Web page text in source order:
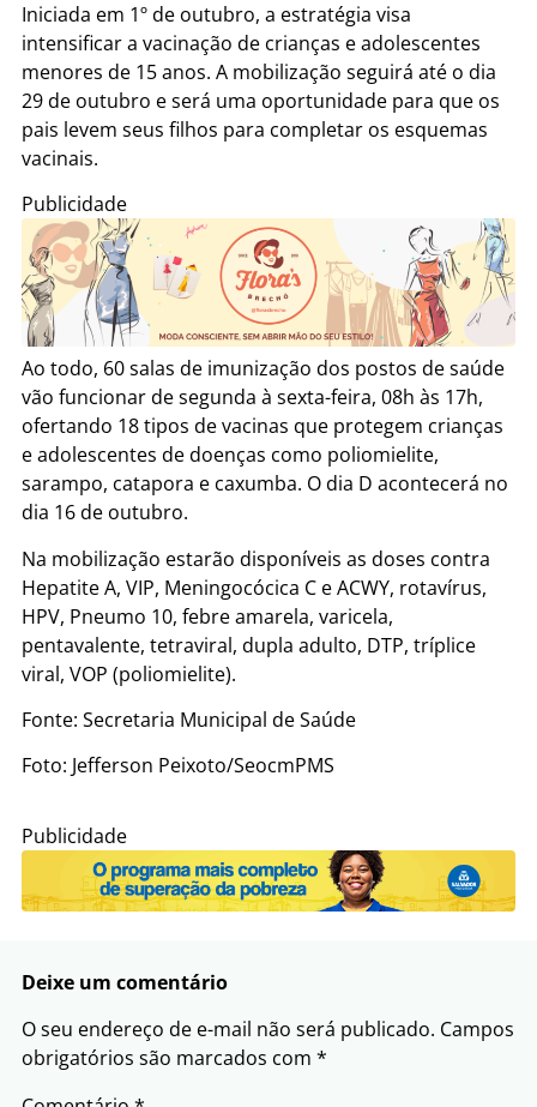
Iniciada em 1º de outubro, a estratégia visa
intensificar a vacinação de crianças e adolescentes
menores de 15 anos. A mobilização seguirá até o dia
29 de outubro e será uma oportunidade para que os
pais levem seus filhos para completar os esquemas
vacinais.
Publicidade
Ao todo, 60 salas de imunização dos postos de saúde
vão funcionar de segunda à sexta-feira, 08h às 17h,
ofertando 18 tipos de vacinas que protegem crianças
e adolescentes de doenças como poliomielite,
sarampo, catapora e caxumba. O dia D acontecerá no
dia 16 de outubro.
Na mobilização estarão disponíveis as doses contra
Hepatite A, VIP, Meningocócica C e ACWY, rotavírus,
HPV, Pneumo 10, febre amarela, varicela,
pentavalente, tetraviral, dupla adulto, DTP, tríplice
viral, VOP (poliomielite).
Fonte: Secretaria Municipal de Saúde
Foto: Jefferson Peixoto/SeocmPMS
Publicidade
Deixe um comentário
O seu endereço de e-mail não será publicado. Campos
obrigatórios são marcados com *